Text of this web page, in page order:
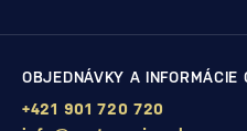
OBJEDNÁVKY A INFORMÁCIE
+421 901 720 720